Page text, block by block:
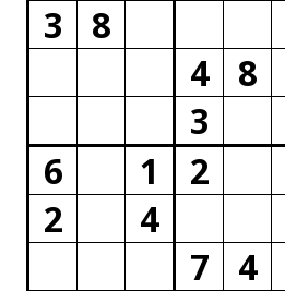
3
8
4
8
3
6
1
2
2
4
7
4